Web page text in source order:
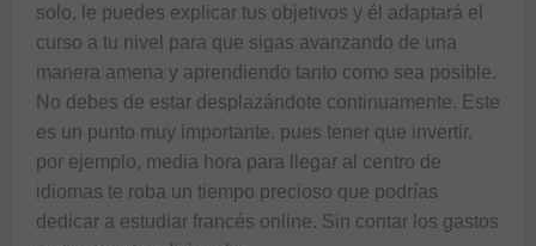
solo, le puedes explicar tus objetivos y él adaptará el
curso a tu nivel para que sigas avanzando de una
manera amena y aprendiendo tanto como sea posible.
No debes de estar desplazándote continuamente. Este
es un punto muy importante, pues tener que invertir,
por ejemplo, media hora para llegar al centro de
idiomas te roba un tiempo precioso que podrías
dedicar a estudiar francés online. Sin contar los gastos